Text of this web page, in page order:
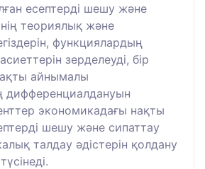
есептерді шешу және
теориялық және
функциялардың
зерделеуді, бір
айнымалы
дифференциалдануын
экономикадағы нақты
шешу және сипаттау
талдау әдістерін қолдану